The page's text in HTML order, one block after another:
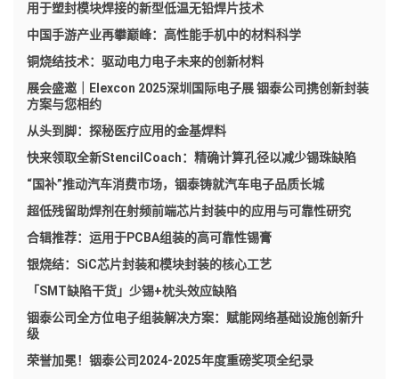
用于塑封模块焊接的新型低温无铅焊片技术
中国手游产业再攀巅峰：高性能手机中的材料科学
铜烧结技术：驱动电力电子未来的创新材料
展会盛邀｜Elexcon 2025深圳国际电子展 铟泰公司携创新封装
方案与您相约
从头到脚：探秘医疗应用的金基焊料
快来领取全新StencilCoach：精确计算孔径以减少锡珠缺陷
“国补”推动汽车消费市场，铟泰铸就汽车电子品质长城
超低残留助焊剂在射频前端芯片封装中的应用与可靠性研究
合辑推荐：运用于PCBA组装的高可靠性锡膏
银烧结：SiC芯片封装和模块封装的核心工艺
「SMT缺陷干货」少锡+枕头效应缺陷
铟泰公司全方位电子组装解决方案：赋能网络基础设施创新升
级
荣誉加冕！铟泰公司2024-2025年度重磅奖项全纪录